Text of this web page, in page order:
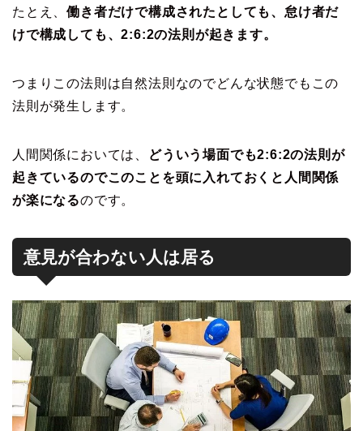
たとえ、働き者だけで構成されたとしても、怠け者だ
けで構成しても、2:6:2の法則が起きます。
つまりこの法則は自然法則なのでどんな状態でもこの
法則が発生します。
人間関係においては、
どういう場面でも2:6:2の法則が
起きているのでこのことを頭に入れておくと人間関係
が楽になるのです。
意見が合わない人は居る